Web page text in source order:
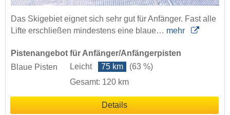
Das Skigebiet eignet sich sehr gut für Anfänger. Fast alle
Lifte erschließen mindestens eine blaue… mehr
Pistenangebot für Anfänger/Anfängerpisten
Blaue Pisten
Leicht 75 km
(63 %)
Gesamt: 120 km
Details